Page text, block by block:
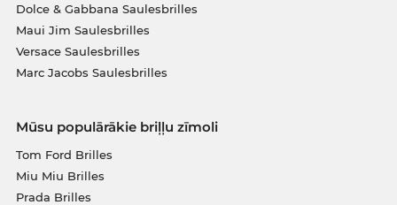
Dolce & Gabbana Saulesbrilles
Maui Jim Saulesbrilles
Versace Saulesbrilles
Marc Jacobs Saulesbrilles
Mūsu populārākie briļļu zīmoli
Tom Ford Brilles
Miu Miu Brilles
Prada Brilles